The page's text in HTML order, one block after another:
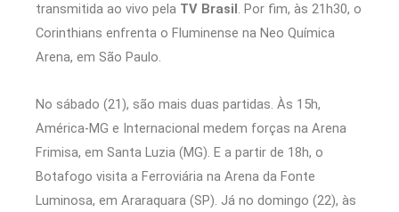
transmitida ao vivo pela TV Brasil . Por fim, às 21h30, o
Corinthians enfrenta o Fluminense na Neo Química
Arena, em São Paulo.
No sábado (21), são mais duas partidas. Às 15h,
América-MG e Internacional medem forças na Arena
Frimisa, em Santa Luzia (MG). E a partir de 18h, o
Botafogo visita a Ferroviária na Arena da Fonte
Luminosa, em Araraquara (SP). Já no domingo (22), às